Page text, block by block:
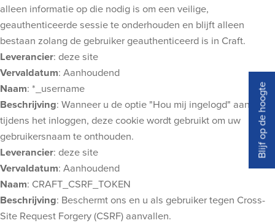
alleen informatie op die nodig is om een veilige,
geauthenticeerde sessie te onderhouden en blijft alleen
bestaan zolang de gebruiker geauthenticeerd is in Craft.
Leverancier: deze site
Vervaldatum: Aanhoudend
Naam: *_username
Beschrijving: Wanneer u de optie "Hou mij ingelogd" aanvinkt
tijdens het inloggen, deze cookie wordt gebruikt om uw
gebruikersnaam te onthouden.
Leverancier: deze site
Vervaldatum: Aanhoudend
Naam: CRAFT_CSRF_TOKEN
Beschrijving: Beschermt ons en u als gebruiker tegen Cross-
Site Request Forgery (CSRF) aanvallen.
Blijf op de hoogte